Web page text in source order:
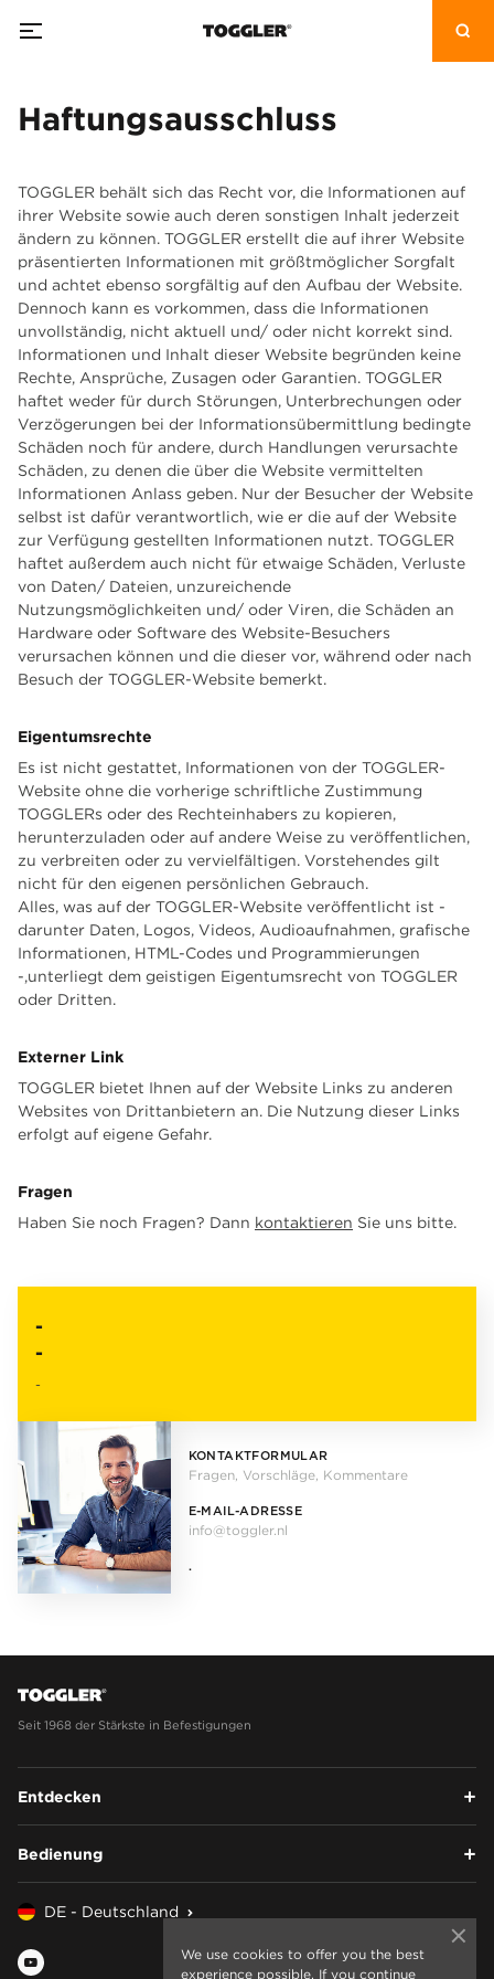
Haftungsausschluss
TOGGLER behält sich das Recht vor, die Informationen auf
ihrer Website sowie auch deren sonstigen Inhalt jederzeit
ändern zu können. TOGGLER erstellt die auf ihrer Website
präsentierten Informationen mit größtmöglicher Sorgfalt
und achtet ebenso sorgfältig auf den Aufbau der Website.
Dennoch kann es vorkommen, dass die Informationen
unvollständig, nicht aktuell und/ oder nicht korrekt sind.
Informationen und Inhalt dieser Website begründen keine
Rechte, Ansprüche, Zusagen oder Garantien. TOGGLER
haftet weder für durch Störungen, Unterbrechungen oder
Verzögerungen bei der Informationsübermittlung bedingte
Schäden noch für andere, durch Handlungen verursachte
Schäden, zu denen die über die Website vermittelten
Informationen Anlass geben. Nur der Besucher der Website
selbst ist dafür verantwortlich, wie er die auf der Website
zur Verfügung gestellten Informationen nutzt. TOGGLER
haftet außerdem auch nicht für etwaige Schäden, Verluste
von Daten/ Dateien, unzureichende
Nutzungsmöglichkeiten und/ oder Viren, die Schäden an
Hardware oder Software des Website-Besuchers
verursachen können und die dieser vor, während oder nach
Besuch der TOGGLER-Website bemerkt.
Eigentumsrechte
Es ist nicht gestattet, Informationen von der TOGGLER-
Website ohne die vorherige schriftliche Zustimmung
TOGGLERs oder des Rechteinhabers zu kopieren,
herunterzuladen oder auf andere Weise zu veröffentlichen,
zu verbreiten oder zu vervielfältigen. Vorstehendes gilt
nicht für den eigenen persönlichen Gebrauch.
Alles, was auf der TOGGLER-Website veröffentlicht ist -
darunter Daten, Logos, Videos, Audioaufnahmen, grafische
Informationen, HTML-Codes und Programmierungen
-,unterliegt dem geistigen Eigentumsrecht von TOGGLER
oder Dritten.
Externer Link
TOGGLER bietet Ihnen auf der Website Links zu anderen
Websites von Drittanbietern an. Die Nutzung dieser Links
erfolgt auf eigene Gefahr.
Fragen
Haben Sie noch Fragen? Dann kontaktieren Sie uns bitte.
-
-
-
KONTAKTFORMULAR
Fragen, Vorschläge, Kommentare
E-MAIL-ADRESSE
info@toggler.nl
.
Seit 1968 der Stärkste in Befestigungen
Entdecken
Bedienung
DE - Deutschland
We use cookies to offer you the best
experience possible. If you continue